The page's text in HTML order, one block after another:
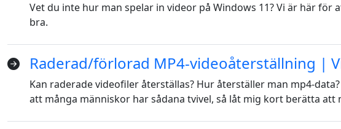
Vet du inte hur man spelar in videor på Windows 11? Vi är här
bra.
Raderad/förlorad MP4-videoåterställning |
Kan raderade videofiler återställas? Hur återställer man mp4-
att många människor har sådana tvivel, så låt mig kort berätta att